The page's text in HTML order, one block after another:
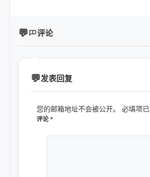
评论
发表回复
您的邮箱地址不会被公开。 必填项
评论 *